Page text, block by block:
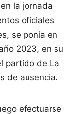
la jornada
oficiales
se ponía en
2023, en su
partido de La
de ausencia.
efectuarse